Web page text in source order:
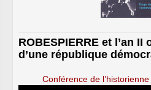
ROBESPIERRE et l’an
d’une république
Conférence de